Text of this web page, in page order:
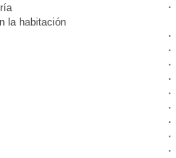
la habitación